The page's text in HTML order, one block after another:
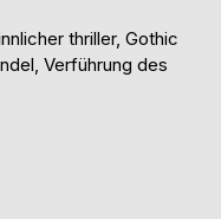
thriller, Gothic
Verführung des